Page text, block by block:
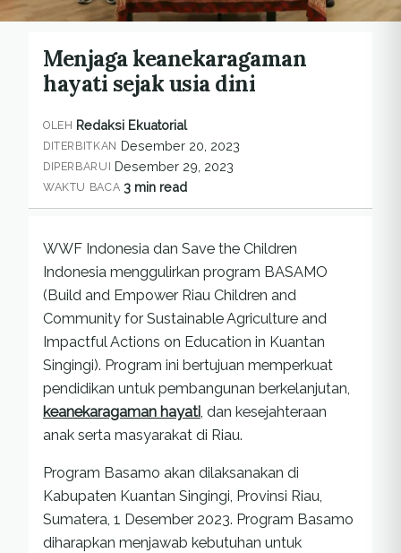
Menjaga keanekaragaman
hayati sejak usia dini
OLEH Redaksi Ekuatorial
DITERBITKAN Desember 20, 2023
DIPERBARUI Desember 29, 2023
WAKTU BACA 3 min read
WWF Indonesia dan Save the Children
Indonesia menggulirkan program BASAMO
(Build and Empower Riau Children and
Community for Sustainable Agriculture and
Impactful Actions on Education in Kuantan
Singingi). Program ini bertujuan memperkuat
pendidikan untuk pembangunan berkelanjutan,
keanekaragaman hayati, dan kesejahteraan
anak serta masyarakat di Riau.
Program Basamo akan dilaksanakan di
Kabupaten Kuantan Singingi, Provinsi Riau,
Sumatera, 1 Desember 2023. Program Basamo
diharapkan menjawab kebutuhan untuk